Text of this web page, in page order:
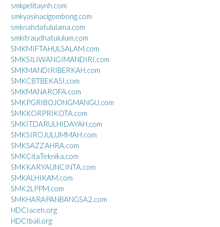
smkpelitaynh.com
smkyasinacigombong.com
smknahdatululama.com
smkitraudhatululum.com
SMKMIFTAHULSALAM.com
SMKSILIWANGIMANDIRI.com
SMKMANDIRIBERKAH.com
SMKCBTBEKASI.com
SMKMANAROFA.com
SMKPGRIBOJONGMANGU.com
SMKKORPRIKOTA.com
SMKITDARULHIDAYAH.com
SMKSIROJULUMMAH.com
SMKSAZZAHRA.com
SMKCitaTeknika.com
SMKKARYAUNCINTA.com
SMKALHIKAM.com
SMK2LPPM.com
SMKHARAPANBANGSA2.com
HDCIaceh.org
HDCIbali.org